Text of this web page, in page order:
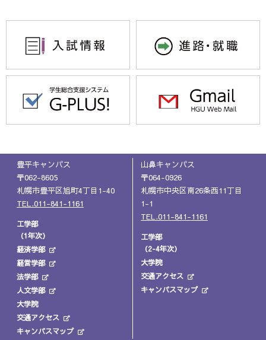
豊平キャンパス
〒062-8605
札幌市豊平区旭町4丁目1-40
TEL.011-841-1161
工学部
（1年次）
経済学部
経営学部
法学部
人文学部
大学院
交通アクセス
キャンパスマップ
山鼻キャンパス
〒064-0926
札幌市中央区南26条西11丁目
1-1
TEL.011-841-1161
工学部
（2-4年次）
大学院
交通アクセス
キャンパスマップ